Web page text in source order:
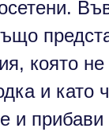
която
и като
и